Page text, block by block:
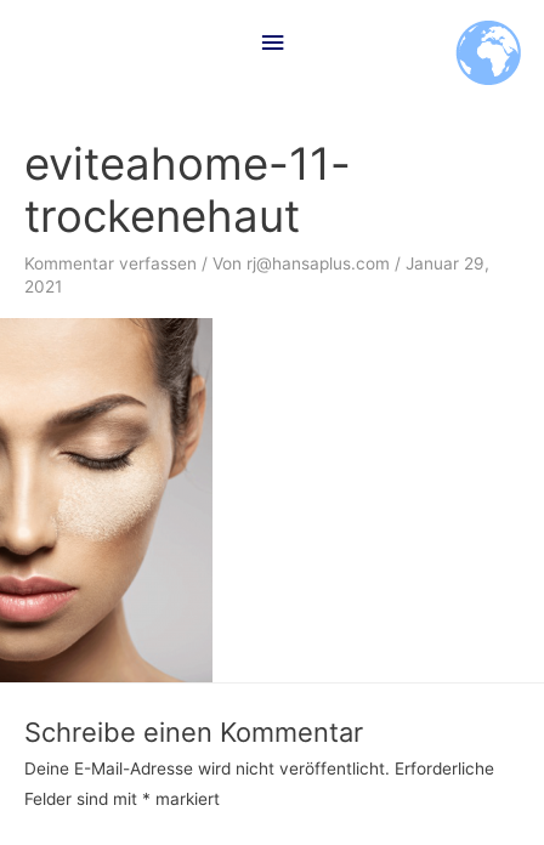
eviteahome-11-
trockenehaut
Kommentar verfassen / Von rj@hansaplus.com / Januar 29,
2021
Schreibe einen Kommentar
Deine E-Mail-Adresse wird nicht veröffentlicht. Erforderliche
Felder sind mit * markiert